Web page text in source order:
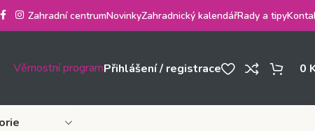
Zahradní centrumNovinkyZahradnický kalendářRady a tipy
Věrnostní programPřihlášení / registrace 0